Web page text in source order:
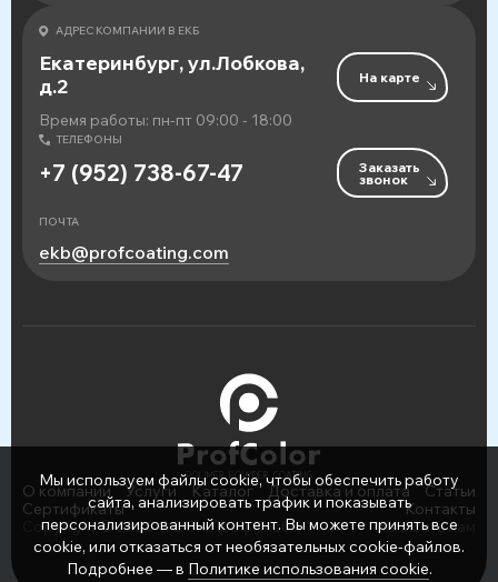
АДРЕС КОМПАНИИ В ЕКБ
Екатеринбург, ул.Лобкова,
д.2
Время работы: пн-пт 09:00 - 18:00
На карте
ТЕЛЕФОНЫ
+7 (952) 738-67-47 Заказать
звонок
ПОЧТА
ekb@profcoating.com
О компании Услуги Каталог Доставка и оплата
Статьи
Сертификаты
Контакты
Copyright © 2026 ООО «ПрофСнаб»
Написать нам
Мы используем файлы cookie, чтобы обеспечить работу
сайта, анализировать трафик и показывать
персонализированный контент. Вы можете принять все
cookie, или отказаться от необязательных cookie-файлов.
Подробнее — в Политике использования cookie.